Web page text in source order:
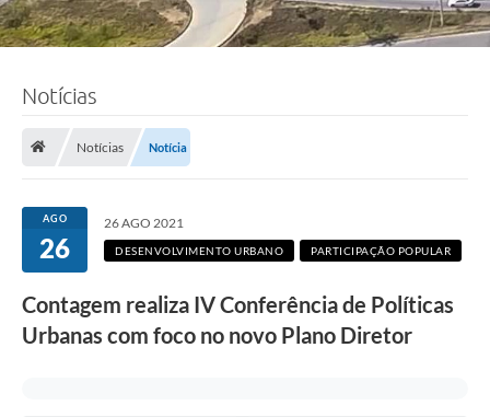
Notícias
Notícias Notícia
AGO
26
26 AGO 2021
DESENVOLVIMENTO URBANO PARTICIPAÇÃO POPULAR
Contagem realiza IV Conferência de Políticas
Urbanas com foco no novo Plano Diretor